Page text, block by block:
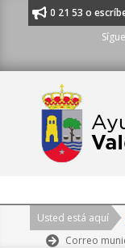
91 620 21 53 o
Navigation
Usted está aquí
Correo